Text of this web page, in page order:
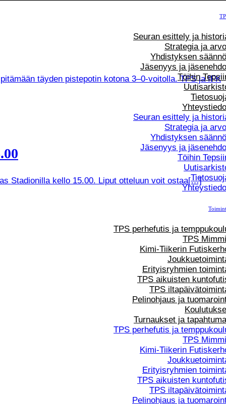
Seuran esittely ja
Strategia ja
Yhdistyksen
Jäsenyys ja
Töihin
Seuran esittely ja
Strategia ja
Yhdistyksen
Jäsenyys ja
Töihin
TPS perhefutis ja
TPS
Kimi-Tiikerin
Erityisryhmien
TPS aikuisten
TPS
Pelinohjaus ja
Turnaukset ja
TPS perhefutis ja
TPS
Kimi-Tiikerin
Erityisryhmien
TPS aikuisten
TPS
Pelinohjaus ja
täyden pistepotin kotona 3–0-voitolla. TPS ja IFK
Stadionilla kello 15.00. Liput otteluun voit ostaa[…]